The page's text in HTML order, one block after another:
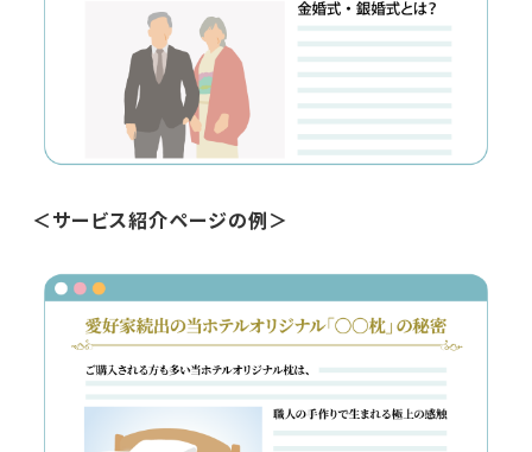
＜サービス紹介ページの例＞